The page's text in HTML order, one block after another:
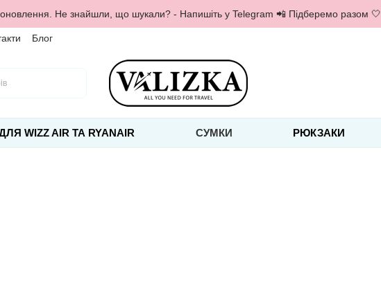
оновлення. Не знайшли, що шукали? - Напишіть у Telegram 📲 Підберемо разом 🤍
Блог
WIZZ AIR ТА RYANAIR СУМКИ РЮКЗАКИ